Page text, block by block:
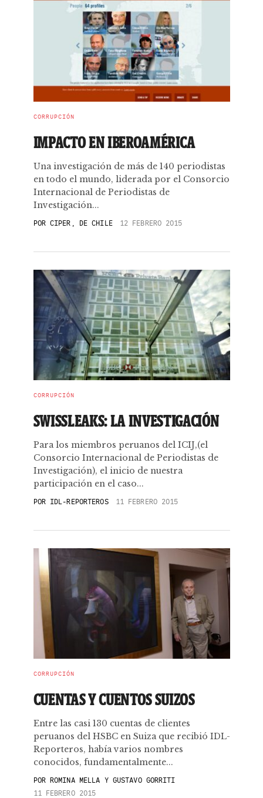
CORRUPCIÓN
IMPACTO EN IBEROAMÉRICA
Una investigación de más de 140 periodistas
en todo el mundo, liderada por el Consorcio
Internacional de Periodistas de
Investigación...
PORCIPER, DE CHILE 12 FEBRERO 2015
CORRUPCIÓN
SWISSLEAKS: LA INVESTIGACIÓN
Para los miembros peruanos del ICIJ,(el
Consorcio Internacional de Periodistas de
Investigación), el inicio de nuestra
participación en el caso...
POR IDL-REPORTEROS 11 FEBRERO 2015
CORRUPCIÓN
CUENTAS Y CUENTOS SUIZOS
Entre las casi 130 cuentas de clientes
peruanos del HSBC en Suiza que recibió IDL-
Reporteros, había varios nombres
conocidos, fundamentalmente...
PORROMINA MELLA Y GUSTAVO GORRITI
11 FEBRERO 2015